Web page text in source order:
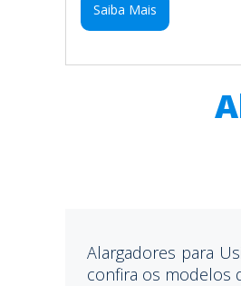
Saiba Mais
Alargadores para
confira os modelos